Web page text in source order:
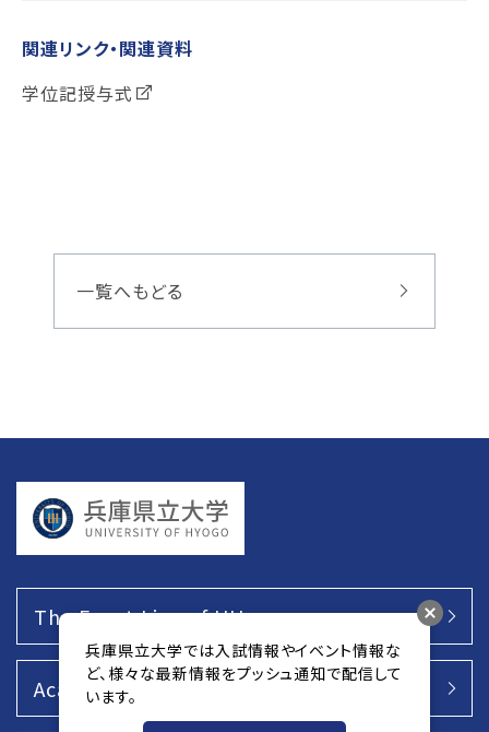
関連リンク・関連資料
学位記授与式
一覧へもどる
The Front Line of UH
Academics
兵庫県立大学では入試情報やイベント情報な
ど、様々な最新情報をプッシュ通知で配信して
います。